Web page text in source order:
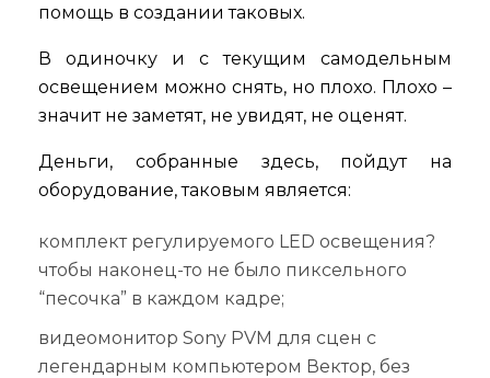
помощь в создании таковых.
В одиночку и с текущим самодельным
освещением можно снять, но плохо. Плохо –
значит не заметят, не увидят, не оценят.
Деньги, собранные здесь, пойдут на
оборудование, таковым является:
комплект регулируемого LED освещения?
чтобы наконец-то не было пиксельного
“песочка” в каждом кадре;
видеомонитор Sony PVM для сцен с
легендарным компьютером Вектор, без